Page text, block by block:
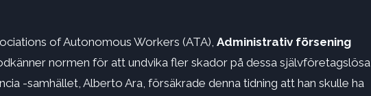
of Autonomous Workers (ATA), Administrativ försening
normen för att undvika fler skador på dessa självföretagslösa
-samhället, Alberto Ara, försäkrade denna tidning att han skulle ha